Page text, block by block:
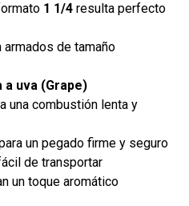
1 1/4 resulta perfecto
armados de tamaño
a uva (Grape)
una combustión lenta y
un pegado firme y seguro
de transportar
un toque aromático